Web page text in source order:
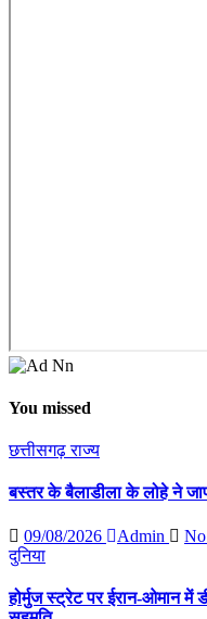
You missed
छत्तीसगढ़राज्य
बस्तर के बैलाडीला के लोहे ने
09/08/2026 Admin
दुनिया
होर्मुज स्ट्रेट पर ईरान-ओमान में